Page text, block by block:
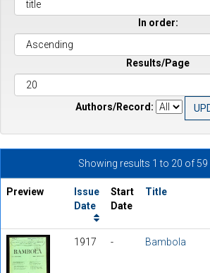
In order:
Results/Page
Authors/Record:
Showing results 1 to 20 of 59
Preview
Issue
Date
Start
Date
Title
1917 - Bambola